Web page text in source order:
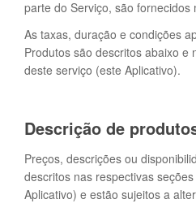
parte do Serviço, são fornecidos
As taxas, duração e condições
Produtos são descritos abaixo e
deste serviço (este Aplicativo).
Descrição de
Preços, descrições ou
descritos nas respectivas
Aplicativo) e estão sujeitos a